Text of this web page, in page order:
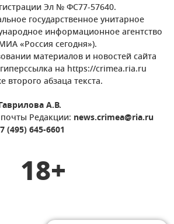
Эл № ФС77-57640.
государственное унитарное
информационное агентство
«Россия сегодня»).
материалов и новостей сайта
на https://crimea.ria.ru
второго абзаца текста.
А.В.
Редакции: news.crimea@ria.ru
7 (495) 645-6601
18+